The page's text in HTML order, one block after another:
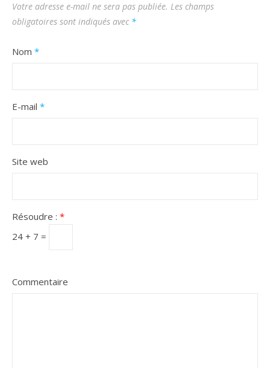
Votre adresse e-mail ne sera pas publiée. Les champs
obligatoires sont indiqués avec *
Nom *
E-mail *
Site web
Résoudre : *
24 + 7 =
Commentaire